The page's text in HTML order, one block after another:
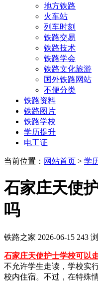
地方铁路
火车站
列车时刻
铁路交易
铁路技术
铁路学会
铁路文化旅游
国外铁路网站
不便分类
铁路资料
铁路图片
铁路学校
学历提升
电工证
当前位置： 网站首页 > 学
石家庄天使
吗
铁路之家 2026-06-15 243
石家庄天使护士学校可以
不允许学生走读‌，学校实
校内住宿。不过，在特殊